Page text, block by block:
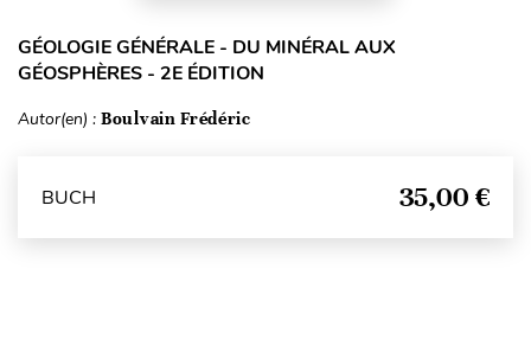
GÉOLOGIE GÉNÉRALE - DU MINÉRAL AUX
GÉOSPHÈRES - 2E ÉDITION
Autor(en) : Boulvain Frédéric
BUCH 35,00 €